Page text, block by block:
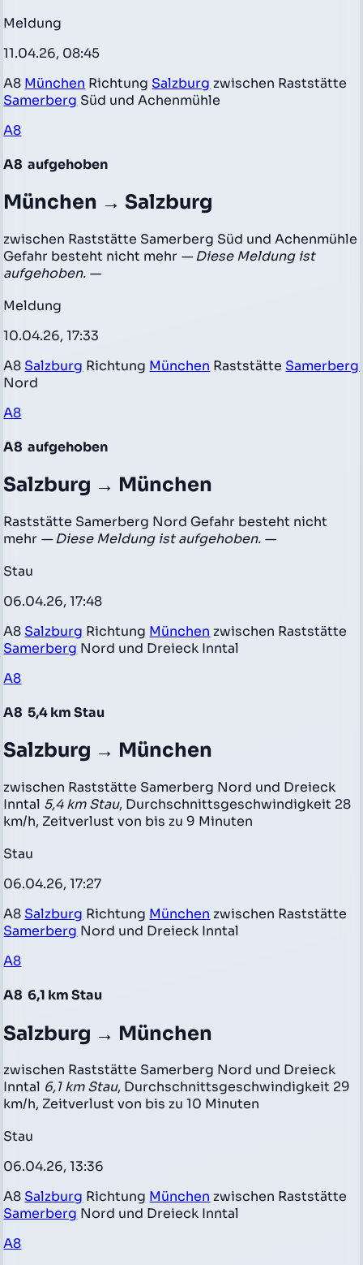
Meldung
11.04.26, 08:45
A8 München Richtung Salzburg zwischen Raststätte
Samerberg Süd und Achenmühle
A8
A8 aufgehoben
München → Salzburg
zwischen Raststätte Samerberg Süd und Achenmühle
Gefahr besteht nicht mehr — Diese Meldung ist
aufgehoben. —
Meldung
10.04.26, 17:33
A8 Salzburg Richtung München Raststätte Samerberg
Nord
A8
A8 aufgehoben
Salzburg → München
Raststätte Samerberg Nord Gefahr besteht nicht
mehr — Diese Meldung ist aufgehoben. —
Stau
06.04.26, 17:48
A8 Salzburg Richtung München zwischen Raststätte
Samerberg Nord und Dreieck Inntal
A8
A8 5,4 km Stau
Salzburg → München
zwischen Raststätte Samerberg Nord und Dreieck
Inntal 5,4 km Stau, Durchschnittsgeschwindigkeit 28
km/h, Zeitverlust von bis zu 9 Minuten
Stau
06.04.26, 17:27
A8 Salzburg Richtung München zwischen Raststätte
Samerberg Nord und Dreieck Inntal
A8
A8 6,1 km Stau
Salzburg → München
zwischen Raststätte Samerberg Nord und Dreieck
Inntal 6,1 km Stau, Durchschnittsgeschwindigkeit 29
km/h, Zeitverlust von bis zu 10 Minuten
Stau
06.04.26, 13:36
A8 Salzburg Richtung München zwischen Raststätte
Samerberg Nord und Dreieck Inntal
A8